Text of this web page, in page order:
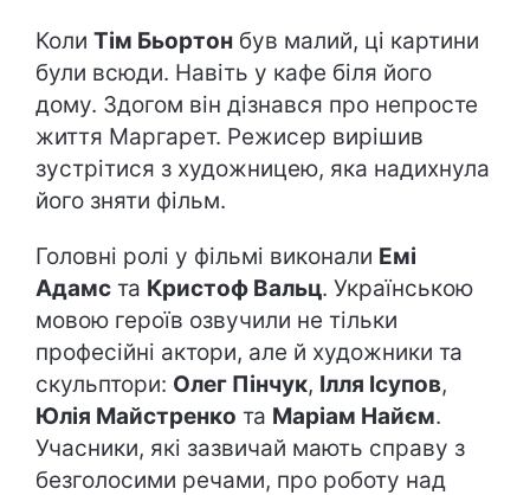
Коли Тім Бьортон був малий, ці картини
були всюди. Навіть у кафе біля його
дому. Здогом він дізнався про непросте
життя Маргарет. Режисер вирішив
зустрітися з художницею, яка надихнула
його зняти фільм.
Головні ролі у фільмі виконали Емі
Адамс та Кристоф Вальц. Українською
мовою героїв озвучили не тільки
професійні актори, але й художники та
скульптори: Олег Пінчук, Ілля Ісупов,
Юлія Майстренко та Маріам Найєм.
Учасники, які зазвичай мають справу з
безголосими речами, про роботу над